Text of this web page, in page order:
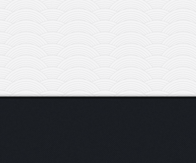
Варшавы
в
всего
обратно
(зима-
лето)